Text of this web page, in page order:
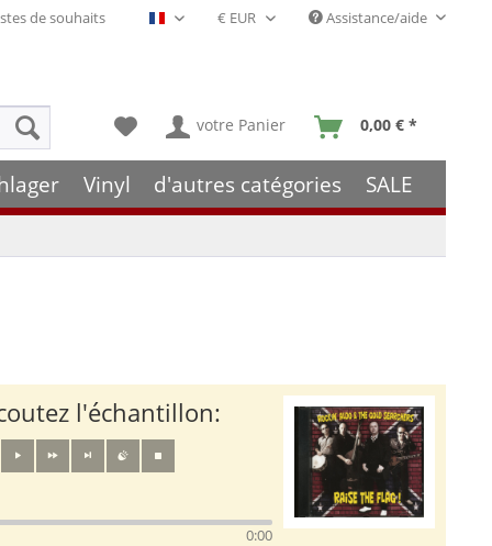
de souhaits Français- FR Assistance/aide
votre Panier 0,00 € *
Vinyl d'autres catégories SALE
l'échantillon:
0:00